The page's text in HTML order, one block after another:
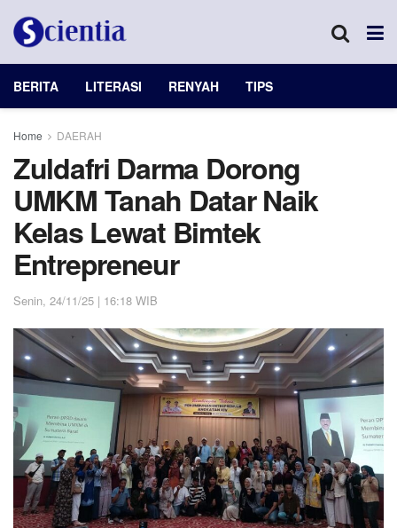
BERITA LITERASI RENYAH TIPS
Home DAERAH
Zuldafri Darma Dorong
UMKM Tanah Datar Naik
Kelas Lewat Bimtek
Entrepreneur
Senin, 24/11/25 | 16:18 WIB